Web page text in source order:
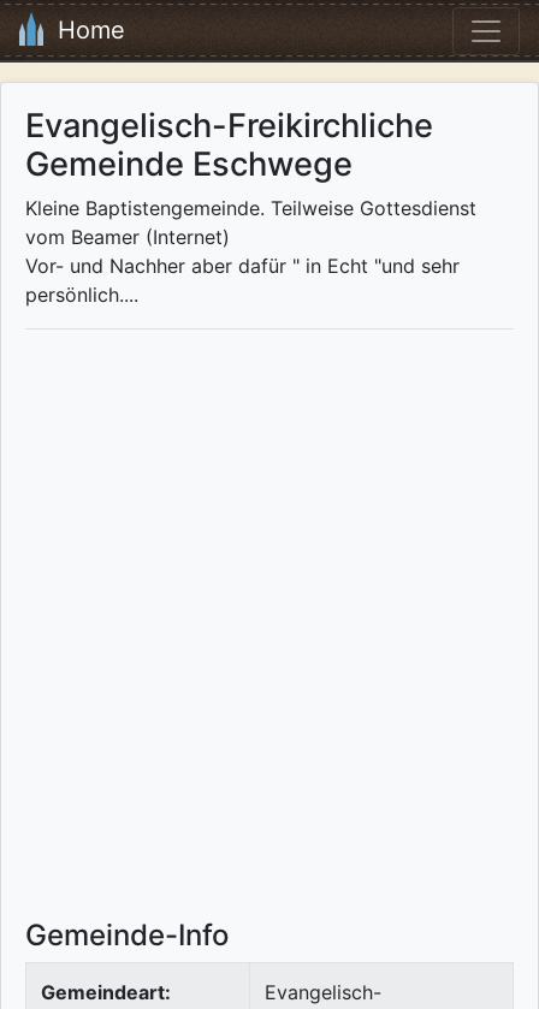
Home
Evangelisch-Freikirchliche
Gemeinde Eschwege
Kleine Baptistengemeinde. Teilweise Gottesdienst
vom Beamer (Internet)
Vor- und Nachher aber dafür " in Echt "und sehr
persönlich....
Gemeinde-Info
Gemeindeart:
Evangelisch-